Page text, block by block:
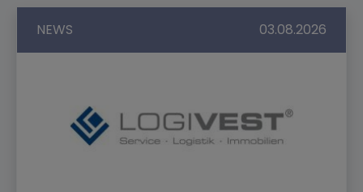
NEWS 03.08.2026